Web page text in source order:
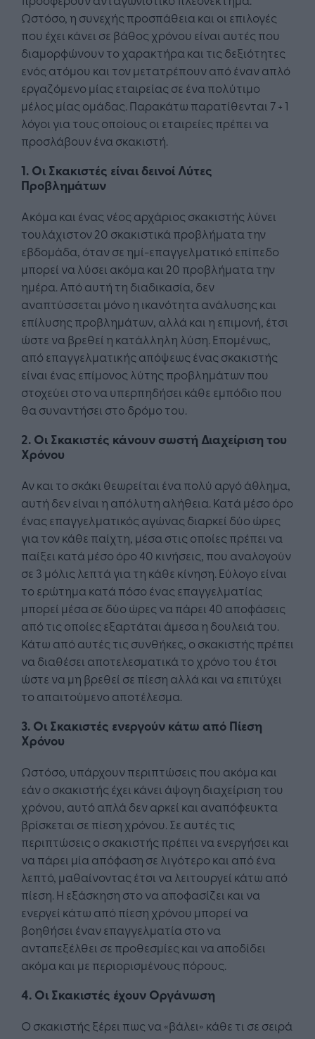
Ωστόσο, η συνεχής προσπάθεια και οι επιλογές
που έχει κάνει σε βάθος χρόνου είναι αυτές που
διαμορφώνουν το χαρακτήρα και τις δεξιότητες
ενός ατόμου και τον μετατρέπουν από έναν απλό
εργαζόμενο μίας εταιρείας σε ένα πολύτιμο
μέλος μίας ομάδας. Παρακάτω παρατίθενται 7 + 1
λόγοι για τους οποίους οι εταιρείες πρέπει να
προσλάβουν ένα σκακιστή.
1. Οι Σκακιστές είναι δεινοί Λύτες
Προβλημάτων
Ακόμα και ένας νέος αρχάριος σκακιστής λύνει
τουλάχιστον 20 σκακιστικά προβλήματα την
εβδομάδα, όταν σε ημί-επαγγελματικό επίπεδο
μπορεί να λύσει ακόμα και 20 προβλήματα την
ημέρα. Από αυτή τη διαδικασία, δεν
αναπτύσσεται μόνο η ικανότητα ανάλυσης και
επίλυσης προβλημάτων, αλλά και η επιμονή, έτσι
ώστε να βρεθεί η κατάλληλη λύση. Επομένως,
από επαγγελματικής απόψεως ένας σκακιστής
είναι ένας επίμονος λύτης προβλημάτων που
στοχεύει στο να υπερπηδήσει κάθε εμπόδιο που
θα συναντήσει στο δρόμο του.
2. Οι Σκακιστές κάνουν σωστή Διαχείριση του
Χρόνου
Αν και το σκάκι θεωρείται ένα πολύ αργό άθλημα,
αυτή δεν είναι η απόλυτη αλήθεια. Κατά μέσο όρο
ένας επαγγελματικός αγώνας διαρκεί δύο ώρες
για τον κάθε παίχτη, μέσα στις οποίες πρέπει να
παίξει κατά μέσο όρο 40 κινήσεις, που αναλογούν
σε 3 μόλις λεπτά για τη κάθε κίνηση. Εύλογο είναι
το ερώτημα κατά πόσο ένας επαγγελματίας
μπορεί μέσα σε δύο ώρες να πάρει 40 αποφάσεις
από τις οποίες εξαρτάται άμεσα η δουλειά του.
Κάτω από αυτές τις συνθήκες, ο σκακιστής πρέπει
να διαθέσει αποτελεσματικά το χρόνο του έτσι
ώστε να μη βρεθεί σε πίεση αλλά και να επιτύχει
το απαιτούμενο αποτέλεσμα.
3. Οι Σκακιστές ενεργούν κάτω από Πίεση
Χρόνου
Ωστόσο, υπάρχουν περιπτώσεις που ακόμα και
εάν ο σκακιστής έχει κάνει άψογη διαχείριση του
χρόνου, αυτό απλά δεν αρκεί και αναπόφευκτα
βρίσκεται σε πίεση χρόνου. Σε αυτές τις
περιπτώσεις ο σκακιστής πρέπει να ενεργήσει και
να πάρει μία απόφαση σε λιγότερο και από ένα
λεπτό, μαθαίνοντας έτσι να λειτουργεί κάτω από
πίεση. Η εξάσκηση στο να αποφασίζει και να
ενεργεί κάτω από πίεση χρόνου μπορεί να
βοηθήσει έναν επαγγελματία στο να
ανταπεξέλθει σε προθεσμίες και να αποδίδει
ακόμα και με περιορισμένους πόρους.
4. Οι Σκακιστές έχουν Οργάνωση
Ο σκακιστής ξέρει πως να «βάλει» κάθε τι σε σειρά